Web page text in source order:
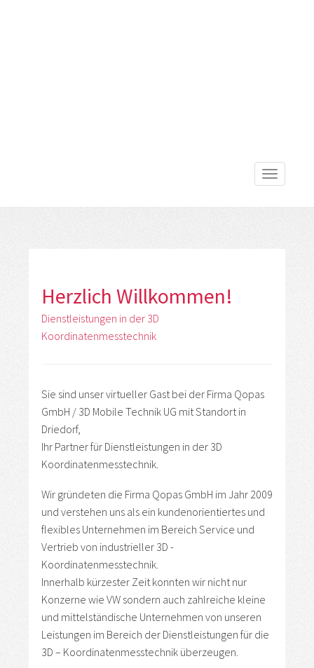
Toggle
Herzlich Willkommen!
Dienstleistungen in der 3D
Koordinatenmesstechnik
Sie sind unser virtueller Gast bei der Firma Qopas
GmbH / 3D Mobile Technik UG mit Standort in
Driedorf,
Ihr Partner für Dienstleistungen in der 3D
Koordinatenmesstechnik.
Wir gründeten die Firma Qopas GmbH im Jahr 2009
und verstehen uns als ein kundenorientiertes und
flexibles Unternehmen im Bereich Service und
Vertrieb von industrieller 3D -
Koordinatenmesstechnik.
Innerhalb kürzester Zeit konnten wir nicht nur
Konzerne wie VW sondern auch zahlreiche kleine
und mittelständische Unternehmen von unseren
Leistungen im Bereich der Dienstleistungen für die
3D – Koordinatenmesstechnik überzeugen.